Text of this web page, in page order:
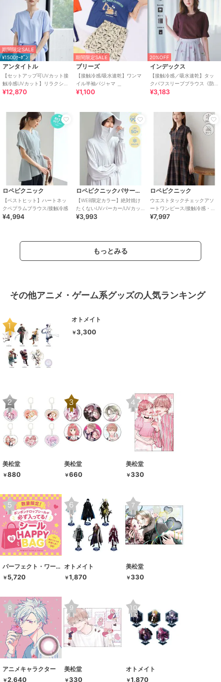
期間限定SALE
¥1500ｸｰﾎﾟﾝ
アンタイトル
【セットアップ可UVカット接
触冷感UVカット】リラクシー
キーVネックブラウス
¥12,870
期間限定SALE
ブリーズ
【接触冷感/吸水速乾】ワンマ
¥1,100
20%OFF
インデックス
【接触冷感／吸水速乾】タッ
クパフスリーブブラウス《防
シワ／洗濯機OK／XS～3L／
¥3,183
ロペピクニック
【ベストヒット】ハートネッ
クペプラムブラウス/接触冷感
¥4,994
ロペピクニックパサージュ
【WEB限定カラー】絶対焼け
たくないUVパーカー/UVカッ
ト・接触冷感
¥3,993
ロペピクニック
ウエストタックチェックアソ
ートワンピース/接触冷感・防
シワ・リンクコーデ
¥7,997
もっとみる
その他アニメ・ゲーム系グッズの人気ランキング
オトメイト
￥3,300
美松堂
￥880
美松堂
￥660
美松堂
￥330
パーフェクト・ワールド・トーキョー
￥ 5,720
オトメイト
￥1,870
美松堂
￥330
アニメキャラクター
￥2,640
美松堂
￥330
オトメイト
￥1,870